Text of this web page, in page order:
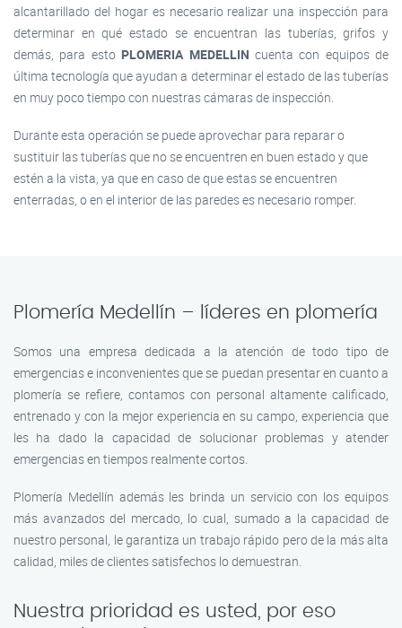
alcantarillado del hogar es necesario realizar una inspección para
determinar en qué estado se encuentran las tuberías, grifos y
demás, para esto PLOMERIA MEDELLIN cuenta con equipos de
última tecnología que ayudan a determinar el estado de las tuberías
en muy poco tiempo con nuestras cámaras de inspección.
Durante esta operación se puede aprovechar para reparar o
sustituir las tuberías que no se encuentren en buen estado y que
estén a la vista, ya que en caso de que estas se encuentren
enterradas, o en el interior de las paredes es necesario romper.
Plomería Medellín – líderes en plomería
Somos una empresa dedicada a la atención de todo tipo de
emergencias e inconvenientes que se puedan presentar en cuanto a
plomería se refiere, contamos con personal altamente calificado,
entrenado y con la mejor experiencia en su campo, experiencia que
les ha dado la capacidad de solucionar problemas y atender
emergencias en tiempos realmente cortos.
Plomería Medellín además les brinda un servicio con los equipos
más avanzados del mercado, lo cual, sumado a la capacidad de
nuestro personal, le garantiza un trabajo rápido pero de la más alta
calidad, miles de clientes satisfechos lo demuestran.
Nuestra prioridad es usted, por eso